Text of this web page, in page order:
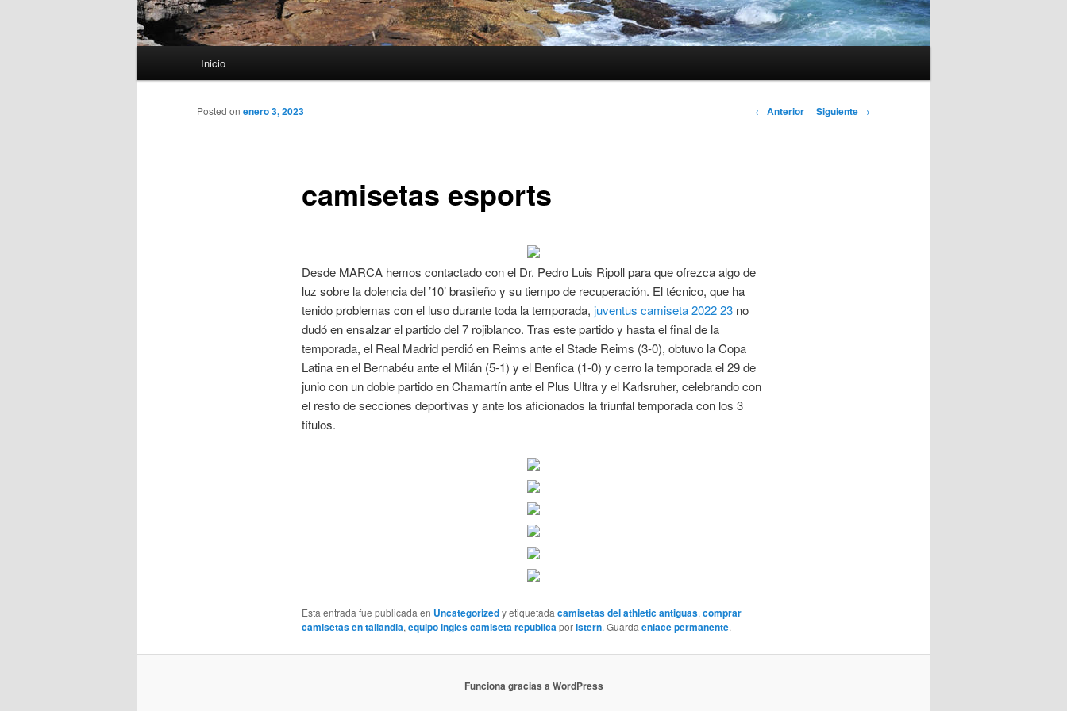
Inicio
Navegación
← Anterior Siguiente →
camisetas esports
Posted on enero 3, 2023
Desde MARCA hemos contactado con el Dr. Pedro Luis Ripoll para que ofrezca algo de
luz sobre la dolencia del ’10’ brasileño y su tiempo de recuperación. El técnico, que ha
tenido problemas con el luso durante toda la temporada, juventus camiseta 2022 23no
dudó en ensalzar el partido del 7 rojiblanco. Tras este partido y hasta el final de la
temporada, el Real Madrid perdió en Reims ante el Stade Reims (3-0), obtuvo la Copa
Latina en el Bernabéu ante el Milán (5-1) y el Benfica (1-0) y cerro la temporada el 29 de
junio con un doble partido en Chamartín ante el Plus Ultra y el Karlsruher, celebrando con
el resto de secciones deportivas y ante los aficionados la triunfal temporada con los 3
títulos.
Esta entrada fue publicada en Uncategorizedy etiquetadacamisetas del athletic antiguas,comprar
camisetas en tailandia,equipo ingles camiseta republicaporistern. Guardaenlace permanente.
Funciona gracias a WordPress